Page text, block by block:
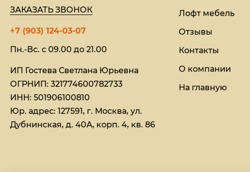
ЗАКАЗАТЬ ЗВОНОК
+7 (903) 124-03-07
Пн.-Вс. с 09.00 до 21.00
ИП Гостева Светлана Юрьевна​
ОГРНИП: 321774600782733
ИНН: 501906100810
Юр. адрес: 127591, г. Москва, ул.
Дубнинская, д. 40А, корп. 4, кв. 86
Лофт мебель
Отзывы
Контакты
О компании
На главную